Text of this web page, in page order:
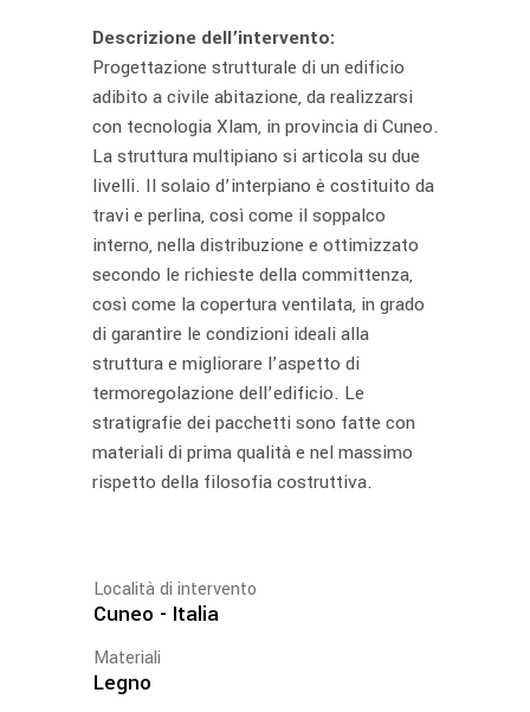
Descrizione dell’intervento:
Progettazione strutturale di un edificio
adibito a civile abitazione, da realizzarsi
con tecnologia Xlam, in provincia di Cuneo.
La struttura multipiano si articola su due
livelli. Il solaio d’interpiano è costituito da
travi e perlina, così come il soppalco
interno, nella distribuzione e ottimizzato
secondo le richieste della committenza,
così come la copertura ventilata, in grado
di garantire le condizioni ideali alla
struttura e migliorare l’aspetto di
termoregolazione dell’edificio. Le
stratigrafie dei pacchetti sono fatte con
materiali di prima qualità e nel massimo
rispetto della filosofia costruttiva.
Località di intervento
Cuneo - Italia
Materiali
Legno